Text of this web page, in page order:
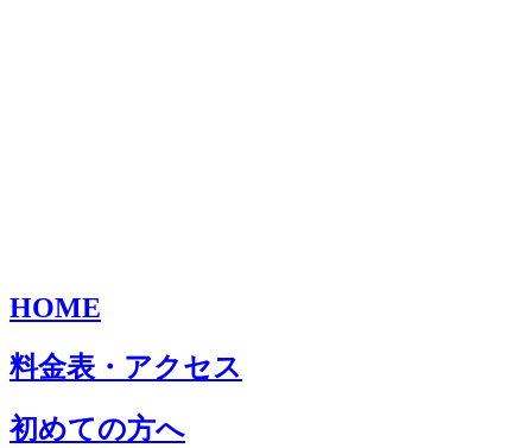
HOME
料金表・アクセス
初めての方へ